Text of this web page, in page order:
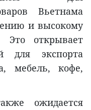
Вьетнама
и высокому
Это открывает
для экспорта
мебель, кофе,
ожидается